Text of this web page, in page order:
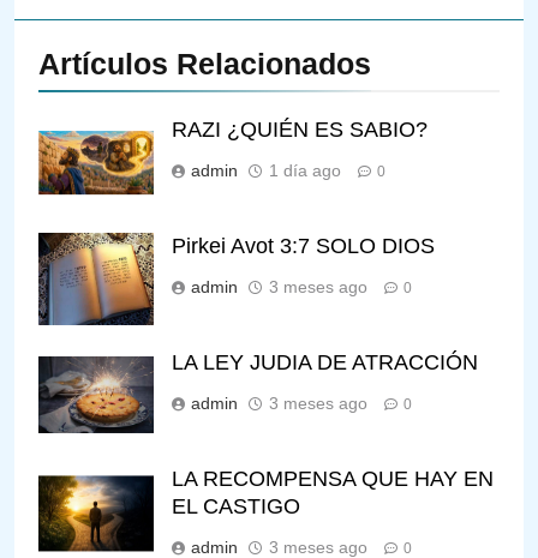
Artículos Relacionados
RAZI ¿QUIÉN ES SABIO?
admin 1 día ago 0
Pirkei Avot 3:7 SOLO DIOS
admin 3 meses ago 0
LA LEY JUDIA DE ATRACCIÓN
admin 3 meses ago 0
LA RECOMPENSA QUE HAY EN
EL CASTIGO
admin 3 meses ago 0